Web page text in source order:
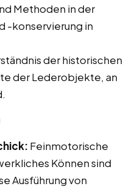
Methoden in der
-konservierung in
der historischen
der Lederobjekte, an
Feinmotorische
Können sind
Ausführung von